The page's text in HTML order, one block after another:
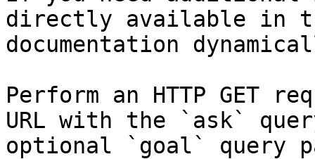
directly available in
documentation
Perform an HTTP GET
URL with the `ask`
optional `goal` query